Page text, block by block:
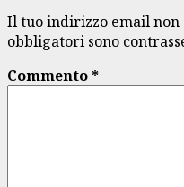
Il tuo indirizzo email non
obbligatori sono
Commento*